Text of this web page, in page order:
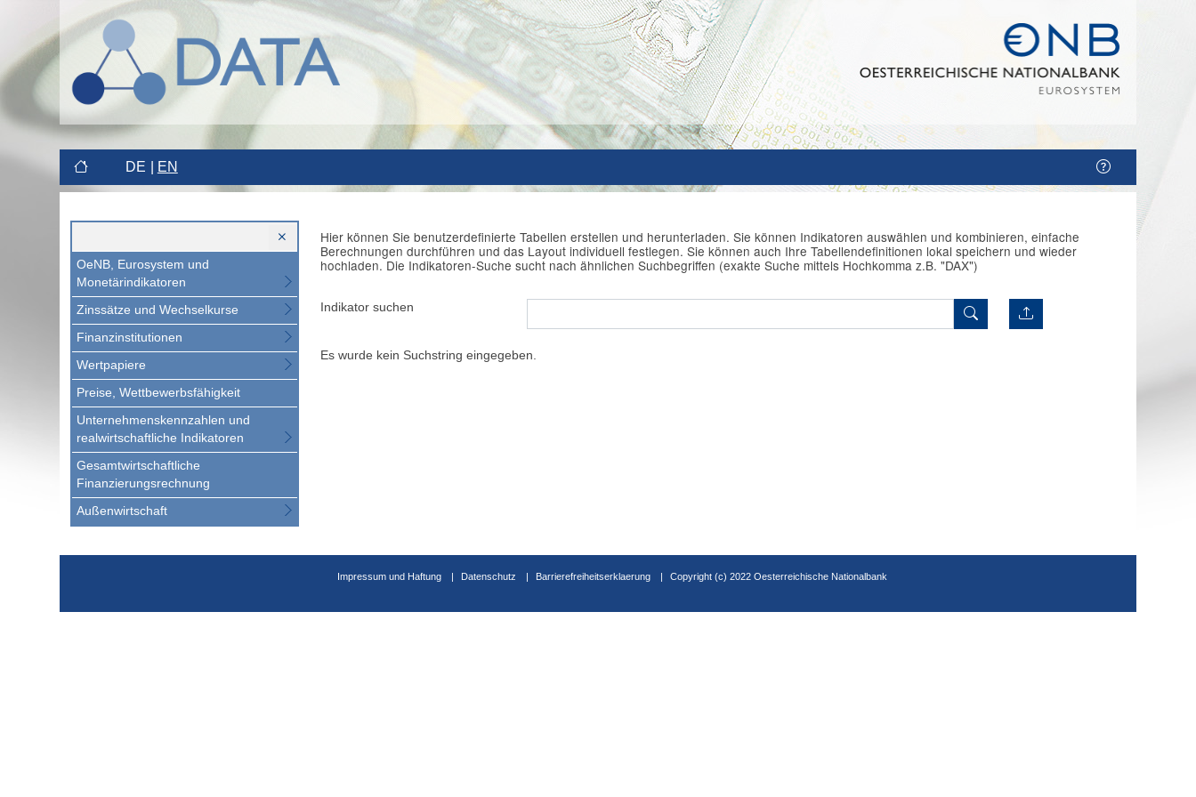
DE EN
OeNB, Eurosystem und
Monetärindikatoren
Zinssätze und Wechselkurse
Finanzinstitutionen
Wertpapiere
Preise, Wettbewerbsfähigkeit
Unternehmenskennzahlen und
realwirtschaftliche Indikatoren
Gesamtwirtschaftliche
Finanzierungsrechnung
Außenwirtschaft
Hier können Sie benutzerdefinierte Tabellen erstellen und herunterladen. Sie können Indikatoren auswählen und kombinieren, einfache
Berechnungen durchführen und das Layout individuell festlegen. Sie können auch Ihre Tabellendefinitionen lokal speichern und wieder
hochladen. Die Indikatoren-Suche sucht nach ähnlichen Suchbegriffen (exakte Suche mittels Hochkomma z.B. "DAX")
Indikator suchen
Es wurde kein Suchstring eingegeben.
Impressum und Haftung Datenschutz Barrierefreiheitserklaerung Copyright (c) 2022 Oesterreichische Nationalbank